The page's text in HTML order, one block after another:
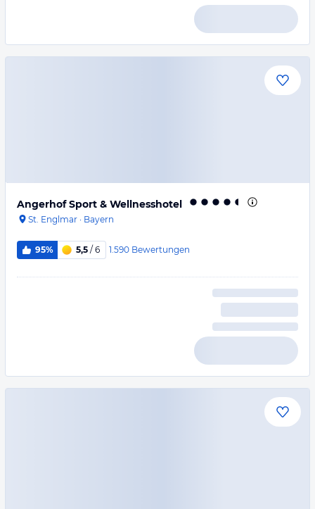
Angerhof Sport & Wellnesshotel
St. Englmar · Bayern
95% 5,5 / 6 1.590 Bewertungen